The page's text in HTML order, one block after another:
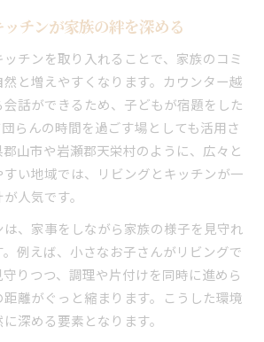
チンが家族の絆を深める
チンを取り入れることで、家族のコミ
と増えやすくなります。カウンター越
会話ができるため、子どもが宿題をした
らんの時間を過ごす場としても活用さ
山市や岩瀬郡天栄村のように、広々と
すい地域では、リビングとキッチンが一
人気です。
、家事をしながら家族の様子を見守れ
例えば、小さなお子さんがリビングで
りつつ、調理や片付けを同時に進めら
離がぐっと縮まります。こうした環境
深める要素となります。